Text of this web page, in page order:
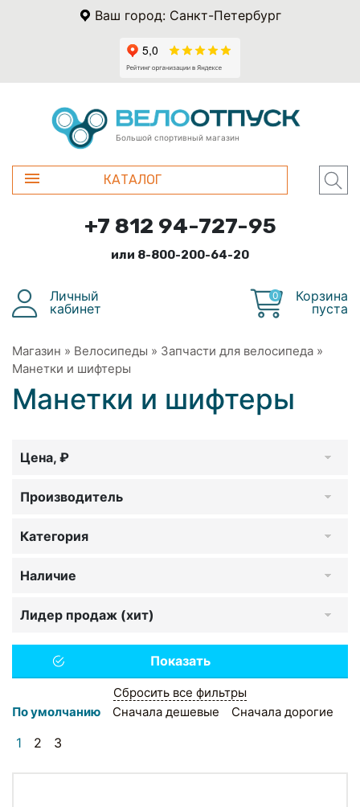
Ваш город: Санкт-Петербург
Большой спортивный магазин
КАТАЛОГ
+7 812 94-727-95
или 8-800-200-64-20
Личный
кабинет
0
Корзина
пуста
Магазин » Велосипеды » Запчасти для велосипеда »
Манетки и шифтеры
Манетки и шифтеры
Цена, ₽
Производитель
Категория
Наличие
Лидер продаж (хит)
Сбросить все фильтры
По умолчанию
Сначала дешевые Сначала дорогие
1 2 3